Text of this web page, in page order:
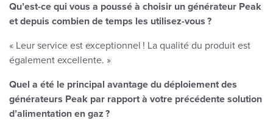
Qu’est-ce qui vous a poussé à choisir un générateur Peak
et depuis combien de temps les utilisez-vous ?
« Leur service est exceptionnel ! La qualité du produit est
également excellente. »
Quel a été le principal avantage du déploiement des
générateurs Peak par rapport à votre précédente solution
d’alimentation en gaz ?